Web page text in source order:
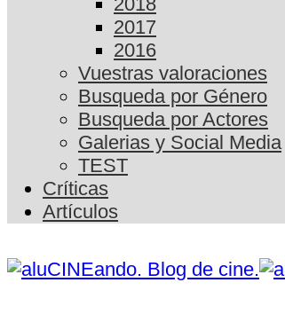
2017
2016
Vuestras valoraciones
Busqueda por Género
Busqueda por Actores
Galerias y Social Media
TEST
Críticas
Artículos